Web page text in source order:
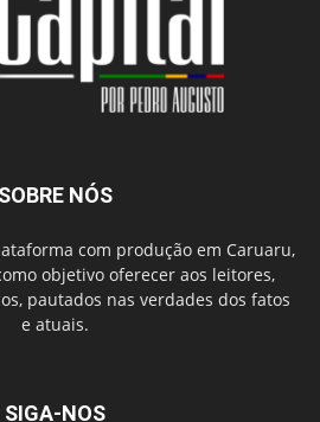
SOBRE NÓS
com produção em Caruaru,
objetivo oferecer aos leitores,
pautados nas verdades dos fatos
e atuais.
SIGA-NOS